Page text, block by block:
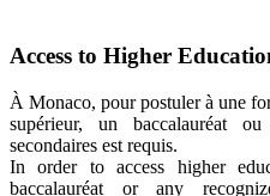
Access to Higher
À Monaco, pour postuler à une
supérieur, un baccalauréat
secondaires est requis.
In order to access higher
baccalauréat or any